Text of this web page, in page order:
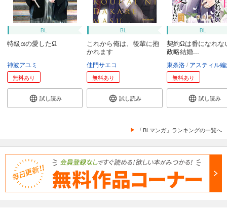
BL
特級αの愛したΩ
神波アユミ
無料あり
試し読み
BL
これから俺は、後輩に抱
かれます
佳門サエコ
無料あり
試し読み
BL
契約Ωは番になれな
政略結婚...
東条洛 アスティル
無料あり
試し読み
「BLマンガ」ランキングの一覧へ